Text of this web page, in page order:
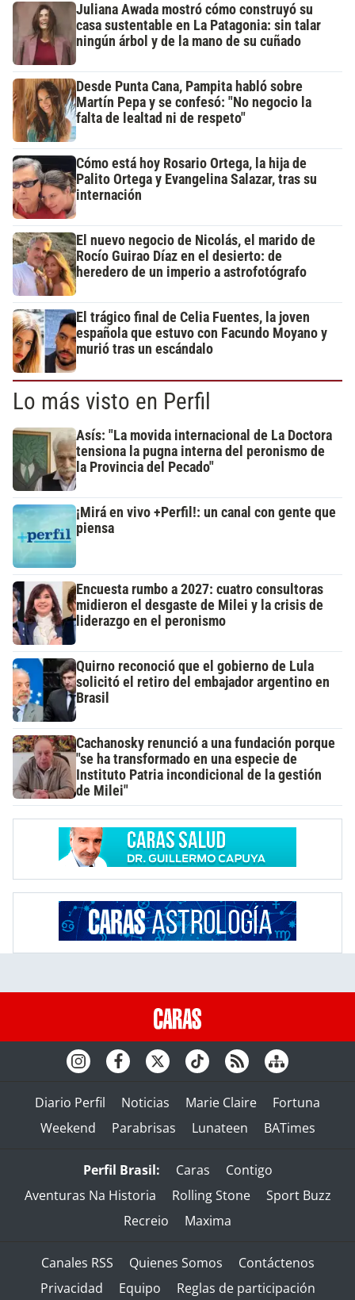
Juliana Awada mostró cómo construyó su
casa sustentable en La Patagonia: sin talar
ningún árbol y de la mano de su cuñado
Desde Punta Cana, Pampita habló sobre
Martín Pepa y se confesó: "No negocio la
falta de lealtad ni de respeto"
Cómo está hoy Rosario Ortega, la hija de
Palito Ortega y Evangelina Salazar, tras su
internación
El nuevo negocio de Nicolás, el marido de
Rocío Guirao Díaz en el desierto: de
heredero de un imperio a astrofotógrafo
El trágico final de Celia Fuentes, la joven
española que estuvo con Facundo Moyano y
murió tras un escándalo
Lo más visto en Perfil
Asís: "La movida internacional de La Doctora
tensiona la pugna interna del peronismo de
la Provincia del Pecado"
¡Mirá en vivo +Perfil!: un canal con gente que
piensa
Encuesta rumbo a 2027: cuatro consultoras
midieron el desgaste de Milei y la crisis de
liderazgo en el peronismo
Quirno reconoció que el gobierno de Lula
solicitó el retiro del embajador argentino en
Brasil
Cachanosky renunció a una fundación porque
"se ha transformado en una especie de
Instituto Patria incondicional de la gestión
de Milei"
Diario Perfil Noticias Marie Claire
Fortuna
Weekend
Parabrisas Lunateen BATimes
Perfil Brasil: Caras
Contigo
Aventuras Na Historia
Rolling Stone
Sport Buzz
Recreio
Maxima
Canales RSS Quienes Somos
Contáctenos
Privacidad
Equipo Reglas de participación